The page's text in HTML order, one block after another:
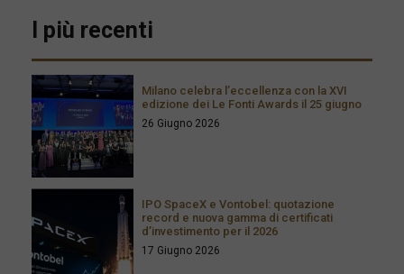
I più recenti
Milano celebra l’eccellenza con la XVI
edizione dei Le Fonti Awards il 25 giugno
26 Giugno 2026
IPO SpaceX e Vontobel: quotazione
record e nuova gamma di certificati
d’investimento per il 2026
17 Giugno 2026